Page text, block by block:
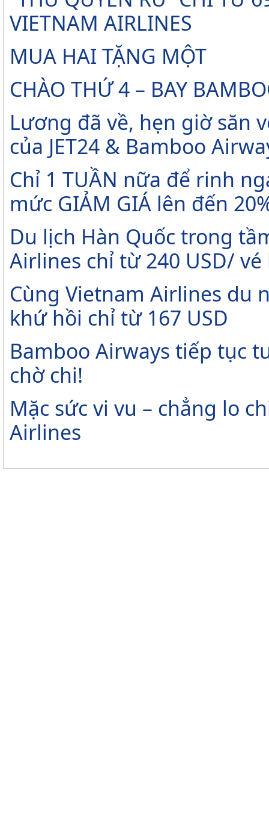
VIETNAM AIRLINES
MUA HAI TẶNG MỘT
CHÀO THỨ 4 – BAY
Lương đã về, hẹn giờ săn
của JET24 & Bamboo
Chỉ 1 TUẦN nữa để rinh
mức GIẢM GIÁ lên đến
Du lịch Hàn Quốc trong
Airlines chỉ từ 240 USD/
Cùng Vietnam Airlines du
khứ hồi chỉ từ 167 USD
Bamboo Airways tiếp tục
chờ chi!
Mặc sức vi vu – chẳng lo
Airlines